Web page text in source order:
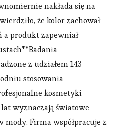
nakłada się na
że kolor zachował
a produkt zapewniał
z udziałem 143
stosowania
kosmetyki
lat wyznaczają światowe
Firma współpracuje z